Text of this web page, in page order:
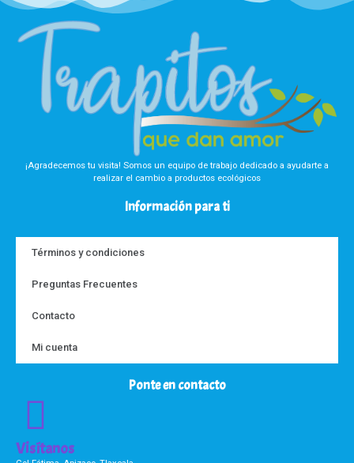
¡Agradecemos tu visita! Somos un equipo de trabajo dedicado a ayudarte a
realizar el cambio a productos ecológicos
Información para ti
Términos y condiciones
Preguntas Frecuentes
Contacto
Mi cuenta
Ponte en contacto
Visítanos